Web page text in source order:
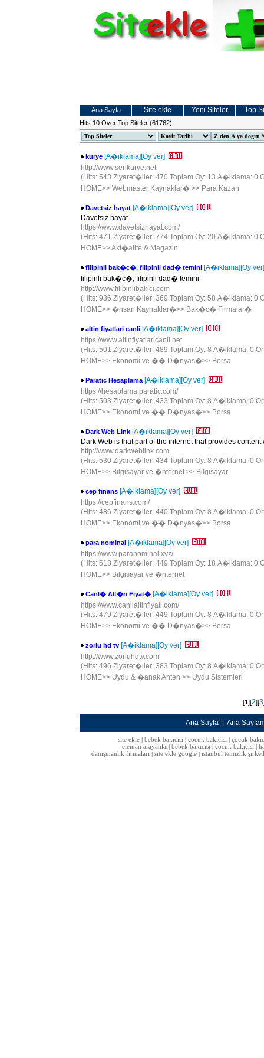
Ana Sayfa Site ekle Yeni Siteler Top
Hits 10 Over Top Siteler (61762)
kurye [A�iklama][Oy ver]
http://www.serikurye.net
(Hits: 543 Ziyaret�iler: 470 Toplam Oy: 13 A�iklama: 0
HOME>> Webmaster Kaynaklar� >> Para Kazan
Davetsiz hayat [A�iklama][Oy ver]
Davetsiz hayat
https://www.davetsizhayat.com/
(Hits: 471 Ziyaret�iler: 774 Toplam Oy: 20 A�iklama: 0
HOME>>Akt�alite & Magazin
filipinli bak�c�, filipinli dad� temini [A�iklama][Oy ver]
filipinli bak�c�, filipinli dad� temini
http://www.filipinlibakici.com
(Hits: 936 Ziyaret�iler: 369 Toplam Oy: 58 A�iklama: 0
HOME>> �nsan Kaynaklar�>> Bak�c� Firmalar�
altin fiyatlari canli [A�iklama][Oy ver]
https://www.altinfiyatlaricanli.net
(Hits: 501 Ziyaret�iler: 489 Toplam Oy: 8 A�iklama: 0
HOME>> Ekonomi ve �� D�nyas�>> Borsa
Paratic Hesaplama [A�iklama][Oy ver]
https://hesaplama.paratic.com/
(Hits: 503 Ziyaret�iler: 433 Toplam Oy: 8 A�iklama: 0
HOME>> Ekonomi ve �� D�nyas�>> Borsa
Dark Web Link [A�iklama][Oy ver]
Dark Web is that part of the internet that provides
http://www.darkweblink.com
(Hits: 530 Ziyaret�iler: 434 Toplam Oy: 8 A�iklama: 0
HOME>> Bilgisayar ve �nternet>> Bilgisayar
cep finans [A�iklama][Oy ver]
https://cepfinans.com/
(Hits: 486 Ziyaret�iler: 440 Toplam Oy: 8 A�iklama: 0
HOME>> Ekonomi ve �� D�nyas�>> Borsa
para nominal [A�iklama][Oy ver]
https://www.paranominal.xyz/
(Hits: 518 Ziyaret�iler: 449 Toplam Oy: 18 A�iklama: 0
HOME>> Bilgisayar ve �nternet
Canl� Alt�n Fiyat� [A�iklama][Oy ver]
https://www.canlialtinfiyati.com/
(Hits: 479 Ziyaret�iler: 449 Toplam Oy: 8 A�iklama: 0
HOME>> Ekonomi ve �� D�nyas�>> Borsa
zorlu hd tv [A�iklama][Oy ver]
http://www.zorluhdtv.com
(Hits: 496 Ziyaret�iler: 383 Toplam Oy: 8 A�iklama: 0
HOME>> Uydu & �anak Anten >> Uydu Sistemleri
[1][2][3
Ana Sayfa Ana
site ekle| bebek bakıcısı| çocuk bakıcısı| çocuk
eleman arayanlar bebek bakıcısı çocuk bakıcısı
danışmanlık firmaları
site ekle google istanbul temizlik